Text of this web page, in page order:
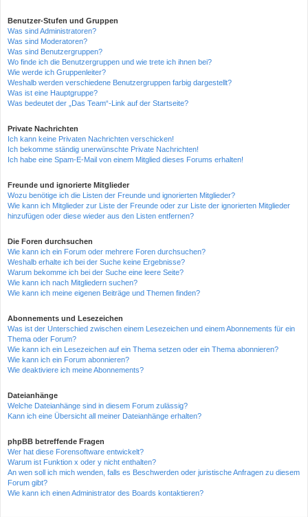
Benutzer-Stufen und Gruppen
Was sind Administratoren?
Was sind Moderatoren?
Was sind Benutzergruppen?
Wo finde ich die Benutzergruppen und wie trete ich ihnen bei?
Wie werde ich Gruppenleiter?
Weshalb werden verschiedene Benutzergruppen farbig dargestellt?
Was ist eine Hauptgruppe?
Was bedeutet der „Das Team“-Link auf der Startseite?
Private Nachrichten
Ich kann keine Privaten Nachrichten verschicken!
Ich bekomme ständig unerwünschte Private Nachrichten!
Ich habe eine Spam-E-Mail von einem Mitglied dieses Forums erhalten!
Freunde und ignorierte Mitglieder
Wozu benötige ich die Listen der Freunde und ignorierten Mitglieder?
Wie kann ich Mitglieder zur Liste der Freunde oder zur Liste der ignorierten Mitglieder
hinzufügen oder diese wieder aus den Listen entfernen?
Die Foren durchsuchen
Wie kann ich ein Forum oder mehrere Foren durchsuchen?
Weshalb erhalte ich bei der Suche keine Ergebnisse?
Warum bekomme ich bei der Suche eine leere Seite?
Wie kann ich nach Mitgliedern suchen?
Wie kann ich meine eigenen Beiträge und Themen finden?
Abonnements und Lesezeichen
Was ist der Unterschied zwischen einem Lesezeichen und einem Abonnements für ein
Thema oder Forum?
Wie kann ich ein Lesezeichen auf ein Thema setzen oder ein Thema abonnieren?
Wie kann ich ein Forum abonnieren?
Wie deaktiviere ich meine Abonnements?
Dateianhänge
Welche Dateianhänge sind in diesem Forum zulässig?
Kann ich eine Übersicht all meiner Dateianhänge erhalten?
phpBB betreffende Fragen
Wer hat diese Forensoftware entwickelt?
Warum ist Funktion x oder y nicht enthalten?
An wen soll ich mich wenden, falls es Beschwerden oder juristische Anfragen zu diesem
Forum gibt?
Wie kann ich einen Administrator des Boards kontaktieren?